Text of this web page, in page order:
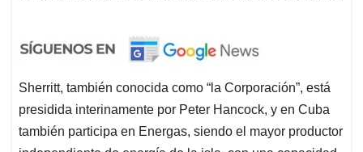
Sherritt, también conocida como “la Corporación”, está
presidida interinamente por Peter Hancock, y en Cuba
también participa en Energas, siendo el mayor productor